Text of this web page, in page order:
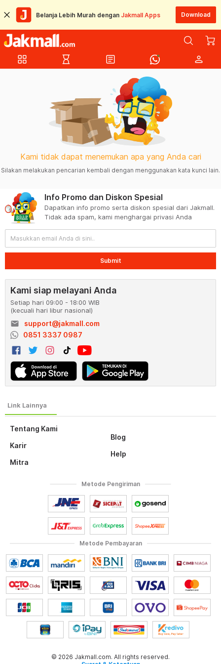
Belanja Lebih Murah dengan Jakmall Apps Download
grid_view hourglass_empty article person
Kami tidak dapat menemukan apa yang Anda cari
Silakan melakukan pencarian kembali dengan menggunakan kata kunci lain.
Tentang Kami
Karir
Mitra
Blog
Help
Info Promo dan Diskon Spesial
Dapatkan info promo serta diskon spesial dari Jakmall.
Tidak ada spam, kami menghargai privasi Anda
Submit
Kami siap melayani Anda
Setiap hari 09:00 - 18:00 WIB
(kecuali hari libur nasional)
email
support@jakmall.com
0851 3337 0987
Metode Pembayaran
Metode Pengiriman
© 2026 Jakmall.com. All rights reserved.